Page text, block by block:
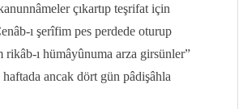
çıkartıp teşrifat için
ı şerîfim pes perdede oturup
ı hümâyûnuma arza girsünler”
ancak dört gün pâdişâhla